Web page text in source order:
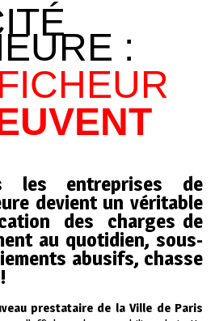
:
les entreprises de
devient un véritable
des charges de
au quotidien, sous-
abusifs, chasse
prestataire de la Ville de Paris